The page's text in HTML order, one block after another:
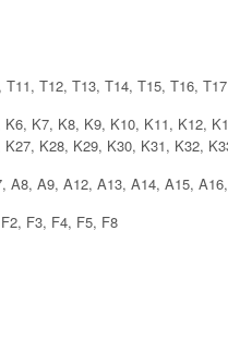
T12, T13, T14, T15, T16, T17
K7, K8, K9, K10, K11, K12,
K28, K29, K30, K31, K32,
A8, A9, A12, A13, A14, A15,
F3, F4, F5, F8